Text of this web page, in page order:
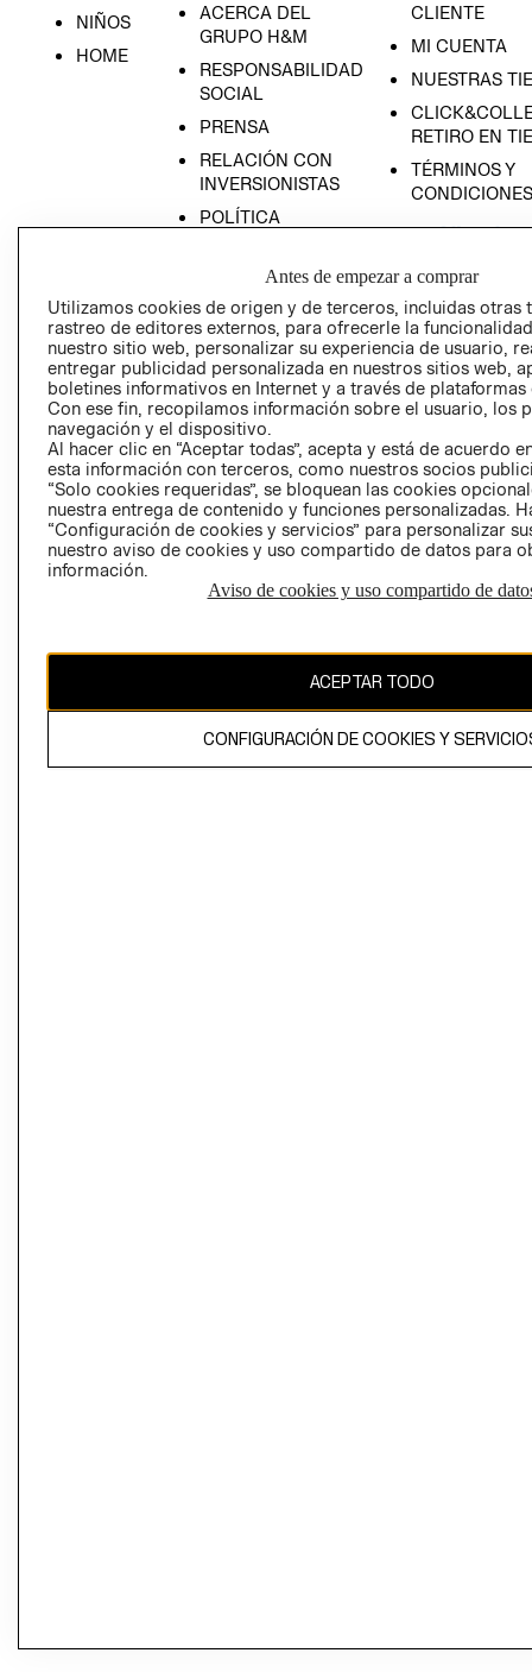
NIÑOS
HOME
ACERCA DEL
GRUPO H&M
RESPONSABILIDAD
SOCIAL
PRENSA
RELACIÓN CON
INVERSIONISTAS
POLÍTICA
CLIENTE
MI CUENTA
NUESTRAS
RETIRO EN
TÉRMINOS Y
CONDICIONES
AVISO DE
PRIVACIDAD
GIFT CARD
AVISO DE
CAMBIAR REGIÓN
Antes de empezar a comprar
Utilizamos cookies de origen y de terceros, incluidas otras
rastreo de editores externos, para ofrecerle la
nuestro sitio web, personalizar su experiencia de usuario,
entregar publicidad personalizada en nuestros sitios web,
boletines informativos en Internet y a través de plataformas
Con ese fin, recopilamos información sobre el usuario, los
navegación y el dispositivo.
Al hacer clic en “Aceptar todas”, acepta y está de acuerdo
esta información con terceros, como nuestros socios
“Solo cookies requeridas”, se bloquean las cookies
nuestra entrega de contenido y funciones personalizadas.
“Configuración de cookies y servicios” para personalizar
nuestro aviso de cookies y uso compartido de datos para
información.
Aviso de cookies y uso compartido de
ACEPTAR TODO
CONFIGURACIÓN DE COOKIES Y